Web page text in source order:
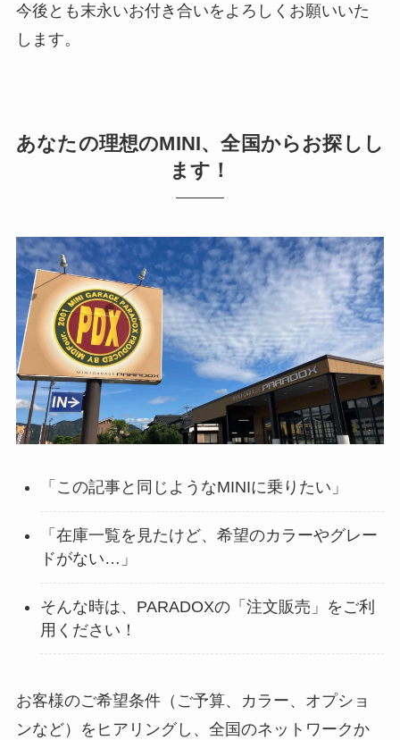
今後とも末永いお付き合いをよろしくお願いいた
します。
あなたの理想のMINI、全国からお探しし
ます！
「この記事と同じようなMINIに乗りたい」
「在庫一覧を見たけど、希望のカラーやグレー
ドがない…」
そんな時は、PARADOXの「注文販売」をご利
用ください！
お客様のご希望条件（ご予算、カラー、オプショ
ンなど）をヒアリングし、全国のネットワークか